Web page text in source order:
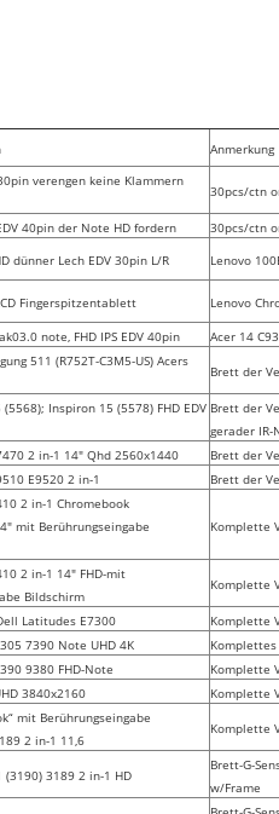
Anmerkung
verengen keine Klammern
30pcs/ctn
40pin der Note HD fordern
30pcs/ctn
dünner Lech EDV 30pin L/R Lenovo
Fingerspitzentablett
Lenovo
note, FHD IPS EDV 40pin
Acer 14
511 (R752T-C3M5-US) Acers
Brett der
Inspiron 15 (5578) FHD EDV Brett der
gerader IR-
2 in-1 14" Qhd 2560x1440 Brett der
E9520 2 in-1 Brett der
2 in-1 Chromebook
mit Berührungseingabe
Komplette
2 in-1 14" FHD-mit
Bildschirm
Komplette
Latitudes E7300 Komplette
7390 Note UHD 4K Komplettes
9380 FHD-Note Komplette
3840x2160 Komplette
mit Berührungseingabe
2 in-1 11,6
Komplette
3189 2 in-1 HD
Brett-G-
w/Frame